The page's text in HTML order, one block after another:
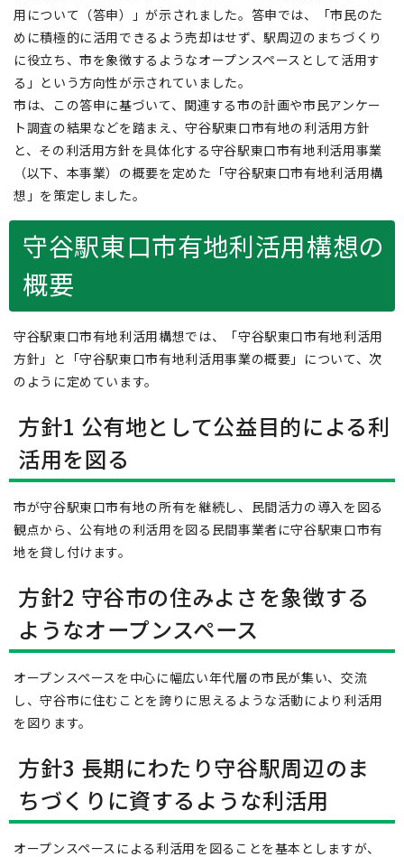
用について（答申）」が示されました。答申では、「市民のた
めに積極的に活用できるよう売却はせず、駅周辺のまちづくり
に役立ち、市を象徴するようなオープンスペースとして活用す
る」という方向性が示されていました。
市は、この答申に基づいて、関連する市の計画や市民アンケー
ト調査の結果などを踏まえ、守谷駅東口市有地の利活用方針
と、その利活用方針を具体化する守谷駅東口市有地利活用事業
（以下、本事業）の概要を定めた「守谷駅東口市有地利活用構
想」を策定しました。
守谷駅東口市有地利活用構想の
概要
守谷駅東口市有地利活用構想では、「守谷駅東口市有地利活用
方針」と「守谷駅東口市有地利活用事業の概要」について、次
のように定めています。
方針1 公有地として公益目的による利
活用を図る
市が守谷駅東口市有地の所有を継続し、民間活力の導入を図る
観点から、公有地の利活用を図る民間事業者に守谷駅東口市有
地を貸し付けます。
方針2 守谷市の住みよさを象徴する
ようなオープンスペース
オープンスペースを中心に幅広い年代層の市民が集い、交流
し、守谷市に住むことを誇りに思えるような活動により利活用
を図ります。
方針3 長期にわたり守谷駅周辺のま
ちづくりに資するような利活用
オープンスペースによる利活用を図ることを基本としますが、